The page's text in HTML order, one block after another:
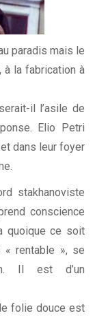
paradis mais le
la fabrication à
il l’asile de
Elio Petri
dans leur foyer
stakhanoviste
conscience
quoique ce soit
« rentable », se
Il est d’un
folie douce est